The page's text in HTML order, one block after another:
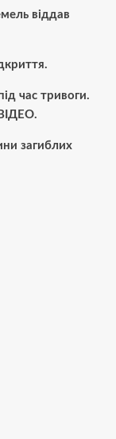
віддав
час тривоги.
загиблих